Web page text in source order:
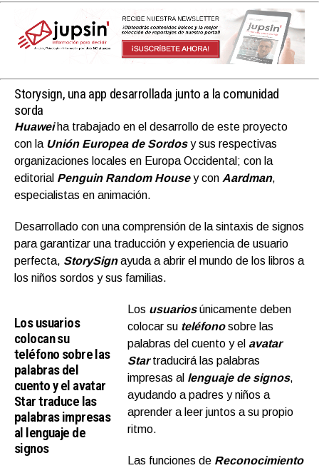
Storysign, una app desarrollada junto a la comunidad
sorda
Huawei ha trabajado en el desarrollo de este proyecto
con la Unión Europea de Sordosy sus respectivas
organizaciones locales en Europa Occidental; con la
editorial Penguin Random Housey con Aardman,
especialistas en animación.
Desarrollado con una comprensión de la sintaxis de signos
para garantizar una traducción y experiencia de usuario
perfecta, StorySignayuda a abrir el mundo de los libros a
los niños sordos y sus familias.
Los usuarios
colocan su
teléfono sobre las
palabras del
cuento y el avatar
Star traduce las
palabras impresas
al lenguaje de
signos
Los usuariosúnicamente deben
colocar su teléfonosobre las
palabras del cuento y el avatar
Startraducirá las palabras
impresas al lenguaje de signos,
ayudando a padres y niños a
aprender a leer juntos a su propio
ritmo.
Las funciones de Reconocimiento